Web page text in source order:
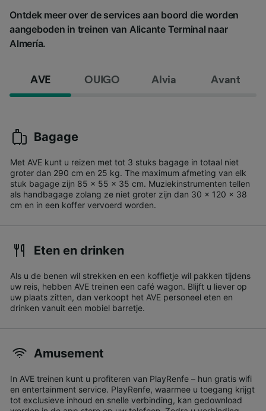
Ontdek meer over de services aan boord die worden
aangeboden in treinen van Alicante Terminal naar
Almería.
AVE OUIGO Alvia Avant
Bagage
Met AVE kunt u reizen met tot 3 stuks bagage in totaal niet
groter dan 290 cm en 25 kg. The maximum afmeting van elk
stuk bagage zijn 85 x 55 x 35 cm. Muziekinstrumenten tellen
als handbagage zolang ze niet groter zijn dan 30 x 120 x 38
cm en in een koffer vervoerd worden.
Eten en drinken
Als u de benen wil strekken en een koffietje wil pakken tijdens
uw reis, hebben AVE treinen een café wagon. Blijft u liever op
uw plaats zitten, dan verkoopt het AVE personeel eten en
drinken vanuit een mobiel barretje.
Amusement
In AVE treinen kunt u profiteren van PlayRenfe – hun gratis wifi
en entertainment service. PlayRenfe, waarmee u toegang krijgt
tot exclusieve inhoud en snelle verbinding, kan gedownload